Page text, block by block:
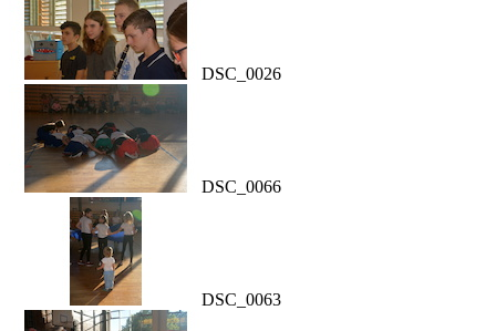
DSC_0026
DSC_0066
DSC_0063